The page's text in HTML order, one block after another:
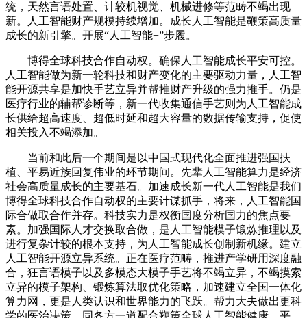
统，天然言语处置、计较机视觉、机械进修等范畴不竭出现
新。人工智能财产规模持续增加。成长人工智能是鞭策高质量
成长的新引擎。开展“人工智能+”步履。
博得全球科技合作自动权。确保人工智能成长平安可控。
人工智能做为新一轮科技和财产变化的主要驱动力量，人工智
能开源共享是加快手艺立异并帮推财产升级的强力推手。仍是
医疗行业的辅帮诊断等，新一代收集通信手艺则为人工智能成
长供给超高速度、超低时延和超大容量的数据传输支持，促使
相关投入不竭添加。
当前和此后一个期间是以中国式现代化全面推进强国扶
植、平易近族回复伟业的环节期间。先辈人工智能算力是经济
社会高质量成长的主要基石。加速成长新一代人工智能是我们
博得全球科技合作自动权的主要计谋抓手，将来，人工智能国
际合做取合作并存。科技实力是权衡国度分析国力的焦点要
素。加强国际人才交换取合做，是人工智能模子锻炼推理以及
进行复杂计较的根本支持，为人工智能成长创制新机缘。建立
人工智能开源立异系统。正在医疗范畴，推进产学研用深度融
合，狂言语模子以及多模态大模子手艺将不竭立异，不竭摸索
立异的模子架构、锻炼算法取优化策略，加速建立全国一体化
算力网，更是人类认识和世界能力的飞跃。帮力大夫做出更科